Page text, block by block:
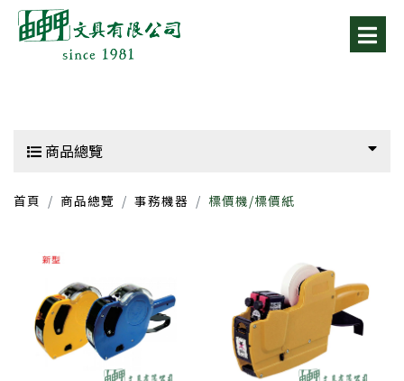
商品總覽
首頁 商品總覽 事務機器 標價機/標價紙